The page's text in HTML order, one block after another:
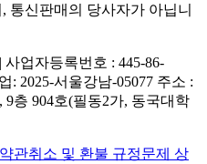
통신판매의 당사자가 아닙니
업자등록번호 : 445-86-
: 2025-서울강남-05077 주소 :
층 904호(필동2가, 동국대학
관취소 및 환불 규정문제 상